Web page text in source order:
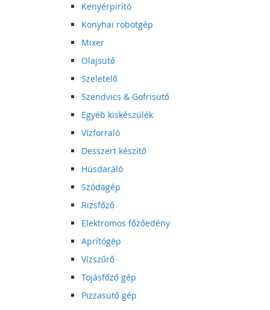
Kenyérpirító
Konyhai robotgép
Mixer
Olajsütő
Szeletelő
Szendvics & Gofrisütő
Egyéb kiskészülék
Vízforraló
Desszert készítő
Húsdaráló
Szódagép
Rizsfőző
Elektromos főzőedény
Aprítógép
Vízszűrő
Tojásfőző gép
Pizzasütő gép